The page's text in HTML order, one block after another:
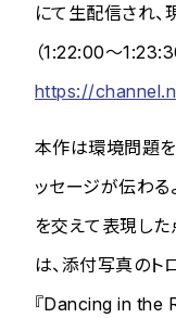
にて生配信され、
（1:22:00～
https://
本作は環境問題を
ッセージが伝わる
を交えて表現した
は、添付写真のト
『Dancing in the